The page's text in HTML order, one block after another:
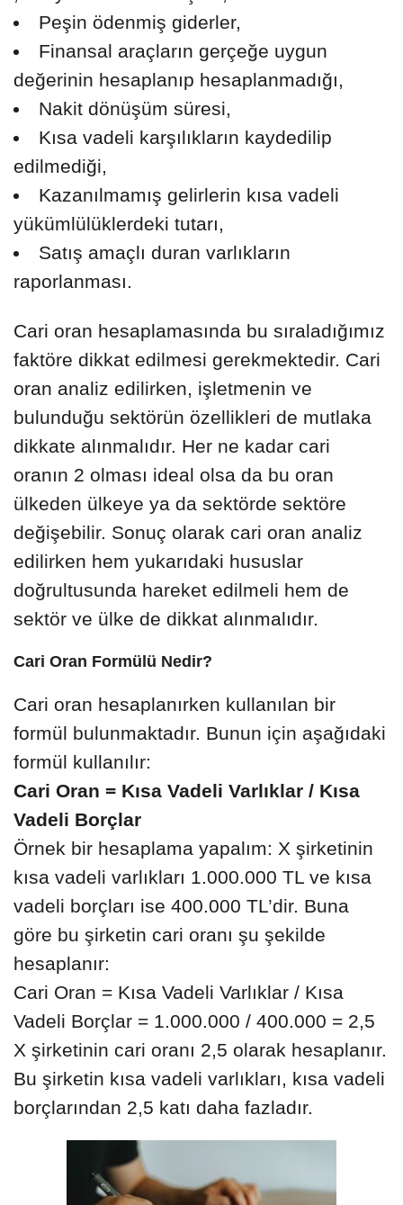
Peşin ödenmiş giderler,
Finansal araçların gerçeğe uygun
değerinin hesaplanıp hesaplanmadığı,
Nakit dönüşüm süresi,
Kısa vadeli karşılıkların kaydedilip
edilmediği,
Kazanılmamış gelirlerin kısa vadeli
yükümlülüklerdeki tutarı,
Satış amaçlı duran varlıkların
raporlanması.
Cari oran hesaplamasında bu sıraladığımız
faktöre dikkat edilmesi gerekmektedir. Cari
oran analiz edilirken, işletmenin ve
bulunduğu sektörün özellikleri de mutlaka
dikkate alınmalıdır. Her ne kadar cari
oranın 2 olması ideal olsa da bu oran
ülkeden ülkeye ya da sektörde sektöre
değişebilir. Sonuç olarak cari oran analiz
edilirken hem yukarıdaki hususlar
doğrultusunda hareket edilmeli hem de
sektör ve ülke de dikkat alınmalıdır.
Cari Oran Formülü Nedir?
Cari oran hesaplanırken kullanılan bir
formül bulunmaktadır. Bunun için aşağıdaki
formül kullanılır:
Cari Oran = Kısa Vadeli Varlıklar / Kısa
Vadeli Borçlar
Örnek bir hesaplama yapalım: X şirketinin
kısa vadeli varlıkları 1.000.000 TL ve kısa
vadeli borçları ise 400.000 TL’dir. Buna
göre bu şirketin cari oranı şu şekilde
hesaplanır:
Cari Oran = Kısa Vadeli Varlıklar / Kısa
Vadeli Borçlar = 1.000.000 / 400.000 = 2,5
X şirketinin cari oranı 2,5 olarak hesaplanır.
Bu şirketin kısa vadeli varlıkları, kısa vadeli
borçlarından 2,5 katı daha fazladır.